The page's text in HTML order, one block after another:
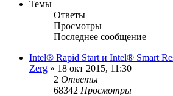
Темы
Ответы
Просмотры
Последнее сообщение
Intel® Rapid Start и Intel® Smart
Zerg » 18 окт 2015, 11:30
2 Ответы
68342 Просмотры